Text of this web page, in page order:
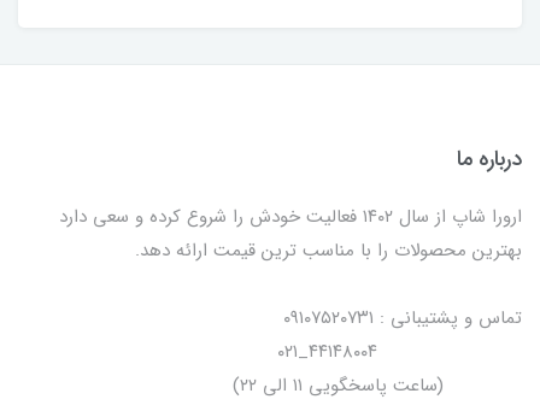
درباره ما
ارورا شاپ از سال ۱۴۰۲ فعالیت خودش را شروع کرده و سعی دارد
بهترین محصولات را با مناسب ترین قیمت ارائه دهد.
تماس و پشتیبانی : ۰۹۱۰۷۵۲۰۷۳۱
(ساعت پاسخگویی ۱۱ الی ۲۲)